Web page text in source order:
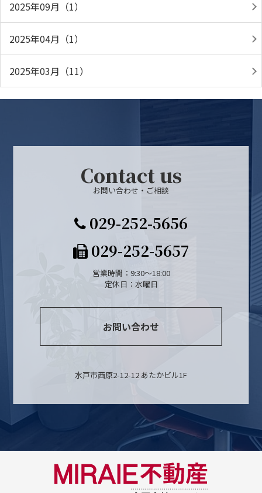
2025年09月（1）
2025年04月（1）
2025年03月（11）
Contact us
お問い合わせ・ご相談
029-252-5656
029-252-5657
営業時間：9:30～18:00
定休日：水曜日
お問い合わせ
水戸市西原2-12-12 あたかビル1F